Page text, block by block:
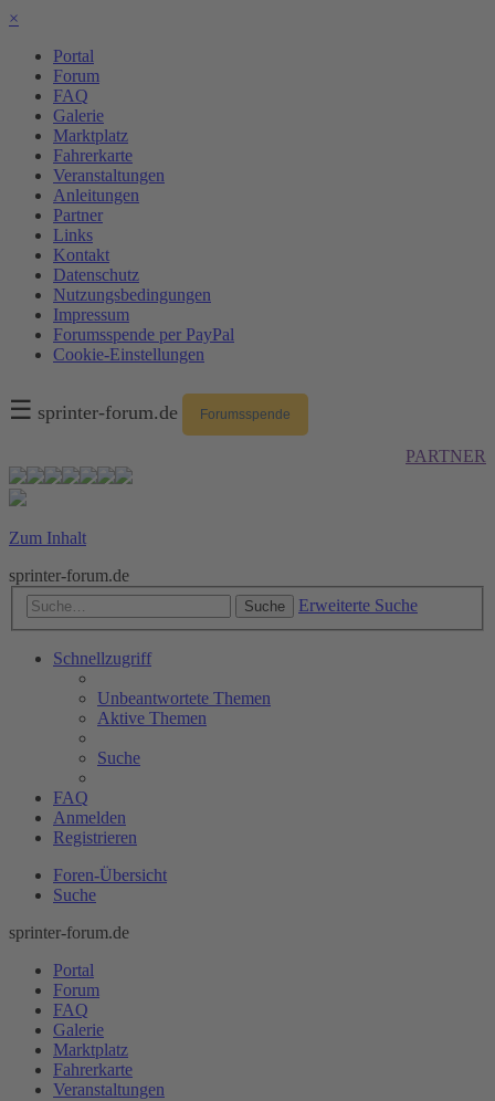
×
Portal
Forum
FAQ
Galerie
Marktplatz
Fahrerkarte
Veranstaltungen
Anleitungen
Partner
Links
Kontakt
Datenschutz
Nutzungsbedingungen
Impressum
Forumsspende per PayPal
Cookie-Einstellungen
☰ sprinter-forum.de Forumsspende
PARTNER
Zum Inhalt
sprinter-forum.de
Suche Erweiterte Suche
Schnellzugriff
Unbeantwortete Themen
Aktive Themen
Suche
FAQ
Anmelden
Registrieren
Foren-Übersicht
Suche
sprinter-forum.de
Portal
Forum
FAQ
Galerie
Marktplatz
Fahrerkarte
Veranstaltungen